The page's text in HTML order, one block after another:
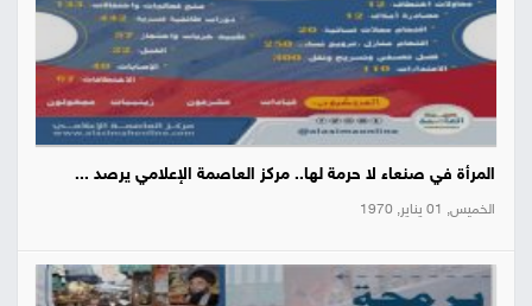
المرأة في صنعاء لا حرمة لها.. مركز العاصمة الإعلامي يرصد ...
الخميس, 01 يناير, 1970